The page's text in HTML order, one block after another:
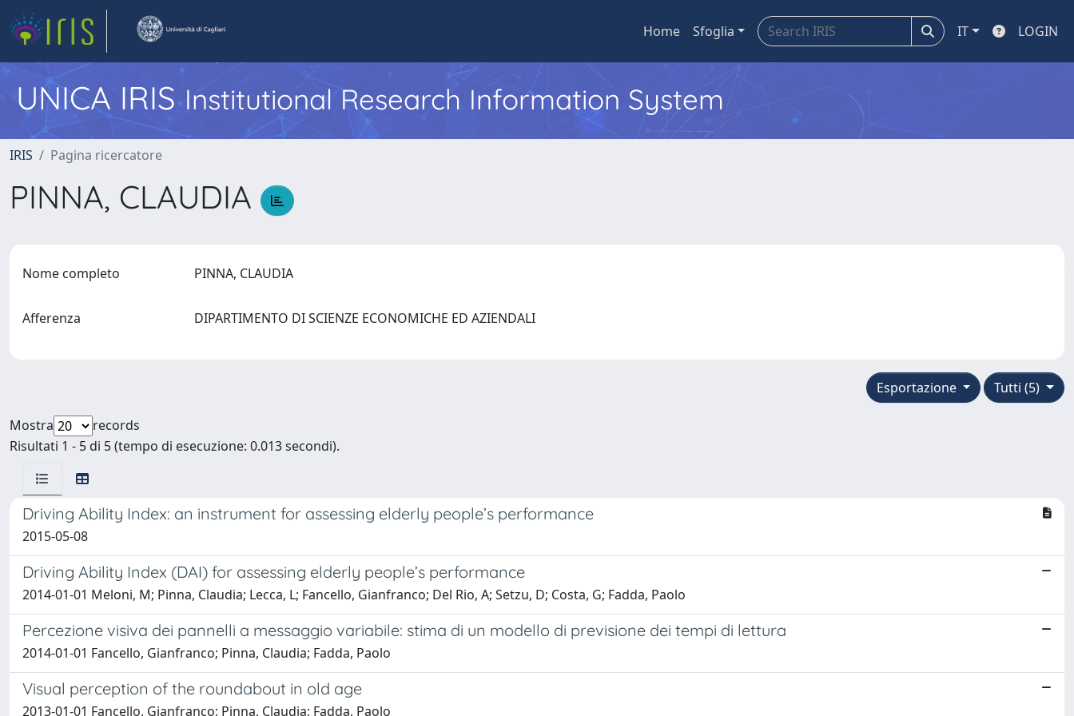
Home Sfoglia IT LOGIN
UNICA IRISInstitutional Research Information System
IRIS Pagina ricercatore
PINNA, CLAUDIA
Nome completo PINNA, CLAUDIA
Afferenza DIPARTIMENTO DI SCIENZE ECONOMICHE ED AZIENDALI
Tutti (5)
Esportazione
Mostra
records
Risultati 1 - 5 di 5 (tempo di esecuzione: 0.013 secondi).
Driving Ability Index: an instrument for assessing elderly people’s performance
2015-05-08
Driving Ability Index (DAI) for assessing elderly people’s performance
2014-01-01 Meloni, M; Pinna, Claudia; Lecca, L; Fancello, Gianfranco; Del Rio, A; Setzu, D; Costa, G; Fadda, Paolo
Percezione visiva dei pannelli a messaggio variabile: stima di un modello di previsione dei tempi di lettura
2014-01-01 Fancello, Gianfranco; Pinna, Claudia; Fadda, Paolo
Visual perception of the roundabout in old age
2013-01-01 Fancello, Gianfranco; Pinna, Claudia; Fadda, Paolo